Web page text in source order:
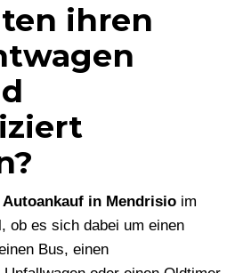
ihren
Autoankauf in Mendrisio im
ob es sich dabei um einen
Bus, einen